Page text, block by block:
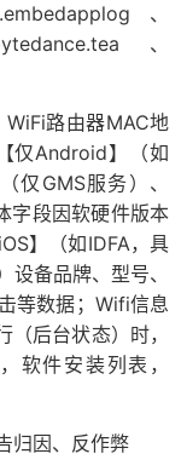
、
、
WiFi路由器MAC地
仅Android】（如
仅GMS服务）、
字段因软硬件版本
】（如IDFA，具
备品牌、型号、
等数据；Wifi信息
（后台状态）时，
软件安装列表，
归因、反作弊